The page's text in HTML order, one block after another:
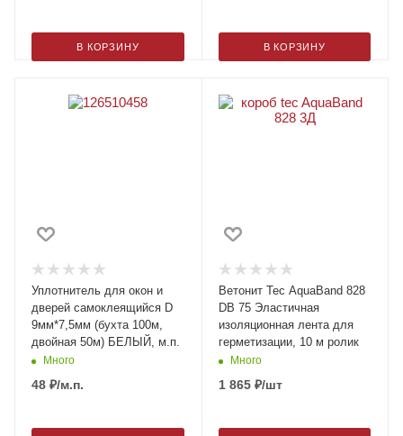
В КОРЗИНУ В КОРЗИНУ
Уплотнитель для окон и
дверей самоклеящийся D
9мм*7,5мм (бухта 100м,
двойная 50м) БЕЛЫЙ, м.п.
Много
48 ₽/м.п.
Ветонит Tec AquaBand 828
DB 75 Эластичная
изоляционная лента для
герметизации, 10 м ролик
Много
1 865₽/шт